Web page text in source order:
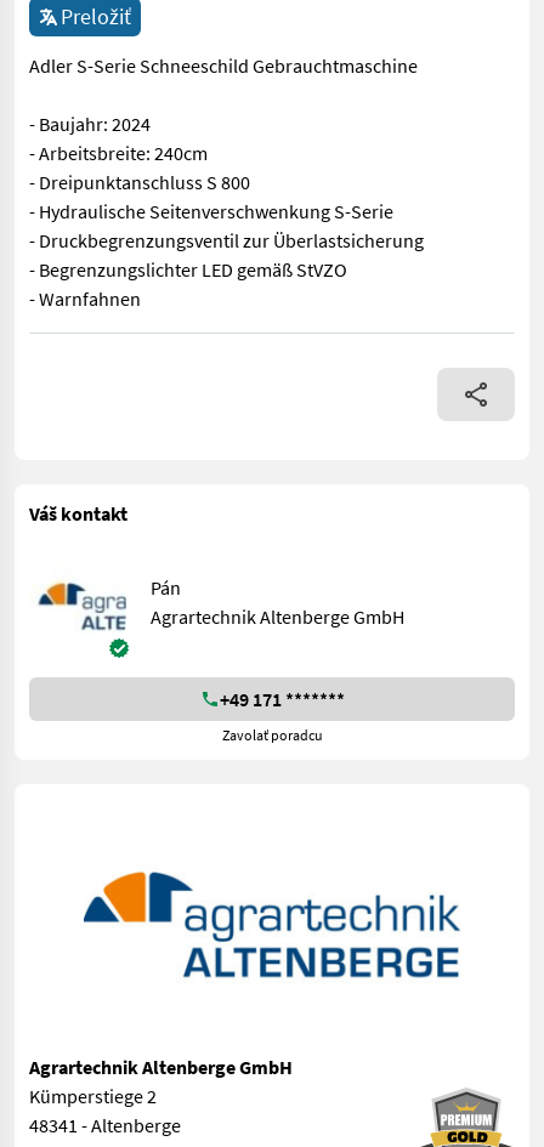
Preložiť
Adler S-Serie Schneeschild Gebrauchtmaschine
- Baujahr: 2024
- Arbeitsbreite: 240cm
- Dreipunktanschluss S 800
- Hydraulische Seitenverschwenkung S-Serie
- Druckbegrenzungsventil zur Überlastsicherung
- Begrenzungslichter LED gemäß StVZO
- Warnfahnen
Adler S-Serie Schneeschild Gebrauchtmaschine - Baujahr:
Váš kontakt
Pán
Agrartechnik Altenberge GmbH
+49 171 *******
Zavolať poradcu
Agrartechnik Altenberge GmbH
Kümperstiege 2
48341 - Altenberge